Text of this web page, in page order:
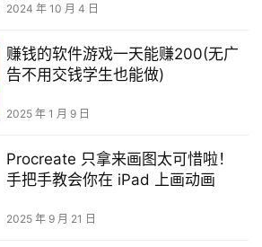
2024 年 10 月 4 日
赚钱的软件游戏一天能赚200(无广
告不用交钱学生也能做)
2025 年 1 月 9 日
Procreate 只拿来画图太可惜啦！
手把手教会你在 iPad 上画动画
2025 年 9 月 21 日